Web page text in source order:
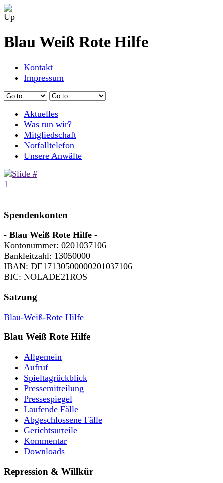
Blau Weiß Rote Hilfe
Kontakt
Impressum
Aktuelles
Was tun wir?
Mitgliedschaft
Notfalltelefon
Unsere Anwälte
Spendenkonten
- Blau Weiß Rote Hilfe -
Kontonummer: 0201037106
Bankleitzahl: 13050000
IBAN: DE17130500000201037106
BIC: NOLADE21ROS
Satzung
Blau-Weiß-Rote Hilfe
Blau Weiß Rote Hilfe
Allgemein
Aufruf
Spieltagrückblick
Pressemitteilung
Pressespiegel
Laufende Fälle
Abgeschlossene Fälle
Gerichtsurteile
Kommentar
Downloads
Repression & Willkür